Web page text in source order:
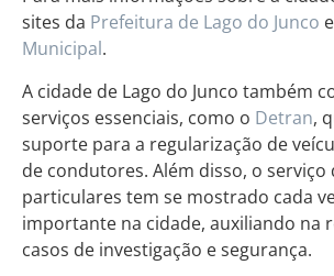
sites da Prefeitura de Lago do Junco
Municipal.
A cidade de Lago do Junco também
serviços essenciais, como o Detran,
suporte para a regularização de
de condutores. Além disso, o serviço
particulares tem se mostrado cada
importante na cidade, auxiliando na
casos de investigação e segurança.